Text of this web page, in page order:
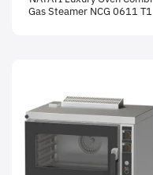
Gas Steamer NCG 0611 T1